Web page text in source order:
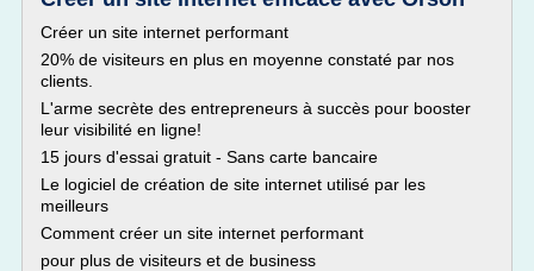
Créer un site internet performant
20% de visiteurs en plus en moyenne constaté par nos
clients.
L'arme secrète des entrepreneurs à succès pour booster
leur visibilité en ligne!
15 jours d'essai gratuit - Sans carte bancaire
Le logiciel de création de site internet utilisé par les
meilleurs
Comment créer un site internet performant
pour plus de visiteurs et de business